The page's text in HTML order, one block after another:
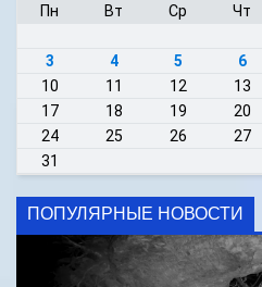
Пн Вт Ср Чт
3
4 5 6
10
11 12 13
17
18 19 20
24
25 26 27
31
ПОПУЛЯРНЫЕ НОВОСТИ